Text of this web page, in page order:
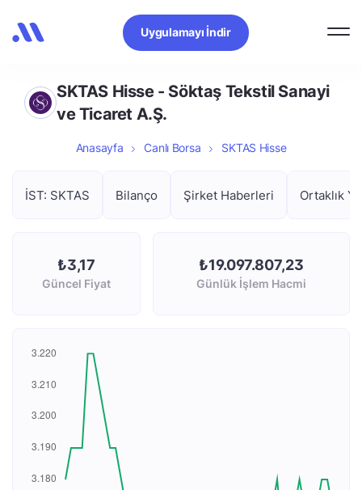
Uygulamayı İndir
SKTAS Hisse - Söktaş Tekstil Sanayi
ve Ticaret A.Ş.
Anasayfa Canlı Borsa SKTAS Hisse
İST: SKTAS Bilanço Şirket Haberleri Ortaklık
₺3,17
Güncel Fiyat
₺19.097.807,23
Günlük İşlem Hacmi